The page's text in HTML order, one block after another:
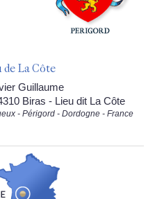
de La Côte
Guillaume
Biras - Lieu dit La Côte
- Périgord - Dordogne - France